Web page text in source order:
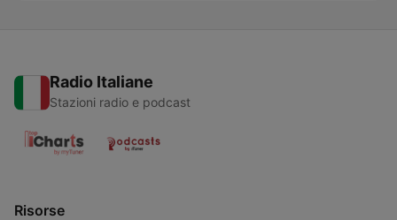
Radio Italiane
Stazioni radio e podcast
Risorse